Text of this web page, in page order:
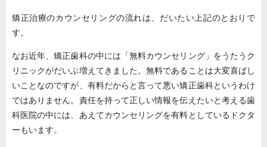
矯正治療のカウンセリングの流れは、だいたい上記のとおりで
す。
なお近年、矯正歯科の中には「無料カウンセリング」をうたうク
リニックがだいぶ増えてきました。無料であることは大変喜ばし
いことなのですが、有料だからと言って悪い矯正歯科というわけ
ではありません。責任を持って正しい情報を伝えたいと考える歯
科医院の中には、あえてカウンセリングを有料としているドクタ
ーもいます。